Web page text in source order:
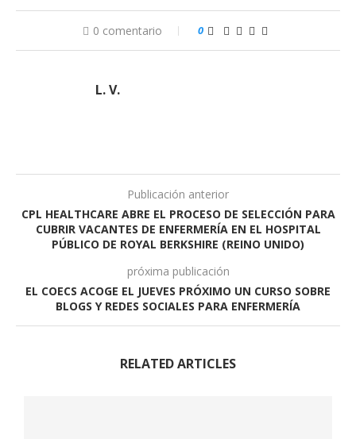
0 comentario 0
L. V.
Publicación anterior
CPL HEALTHCARE ABRE EL PROCESO DE SELECCIÓN PARA
CUBRIR VACANTES DE ENFERMERÍA EN EL HOSPITAL
PÚBLICO DE ROYAL BERKSHIRE (REINO UNIDO)
próxima publicación
EL COECS ACOGE EL JUEVES PRÓXIMO UN CURSO SOBRE
BLOGS Y REDES SOCIALES PARA ENFERMERÍA
RELATED ARTICLES